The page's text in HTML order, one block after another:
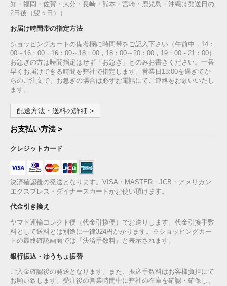
知・福岡・佐賀・大分・長崎・熊本・宮崎・鹿児島・沖縄は発送日の
2日後（翌々日））
お届け時間帯の指定方法
ショッピングカートの備考欄に時間帯をご記入下さい（午前中，14：
00～16：00，16：00～18：00，18：00～20：00，19：00～21：00）
お急ぎの方は時間指定はせず「お急ぎ」とのみお書きください。一番
早くお届けできる時間を弊社で指定します。営業日13:00を過ぎてか
らのご注文で、お急ぎの場合は必ずお電話にてご連絡をお願いいたし
ます。
配送方法・送料の詳細 >
お支払い方法 >
クレジットカード
決済確認後の発送となります。VISA・MASTER・JCB・アメリカン
エクスプレス・ダイナースカードがお使い頂けます。
代金引き換え
ヤマト運輸コレクト便（代金引換便）でお送りします。代金引換手数
料として送料とは別途に一律324円かかります。※ショッピングカー
トの最終確認画面では『決済手数料』と表示されます。
銀行振込・ゆうちょ振替
ご入金確認後の発送となります。また、振込手数料はお客様負担にて
お願い致します。受注後の営業時間中に弊社の在庫を確認・確保し、